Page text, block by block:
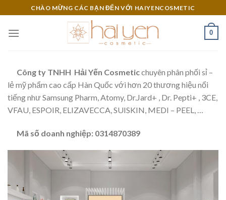
content
CHÀO MỪNG CÁC BẠN ĐẾN VỚI HAIYENCOSMETIC
0
Công ty TNHH Hải Yến Cosmeticchuyên phân phối sỉ –
lẻ mỹ phẩm cao cấp Hàn Quốc với hơn 20 thương hiệu nổi
tiếng như Samsung Pharm, Atomy, Dr.Jard+ , Dr. Pepti+ , 3CE,
VFAU, ESPOIR, ELIZAVECCA, SUISKIN, MEDI – PEEL, …
Mã số doanh nghiệp: 0314870389